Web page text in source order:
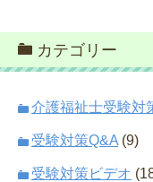
カテゴリー
介護福祉士受験対
受験対策Q&A (9)
受験対策ビデオ